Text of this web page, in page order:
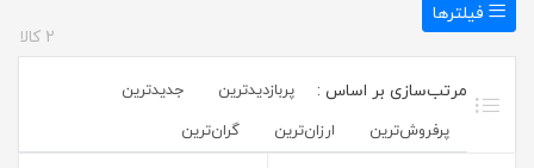
فیلترها
2 کالا
پربازدیدترین
جدیدترین
پرفروش‌ترین‌
ارزان‌ترین گران‌ترین